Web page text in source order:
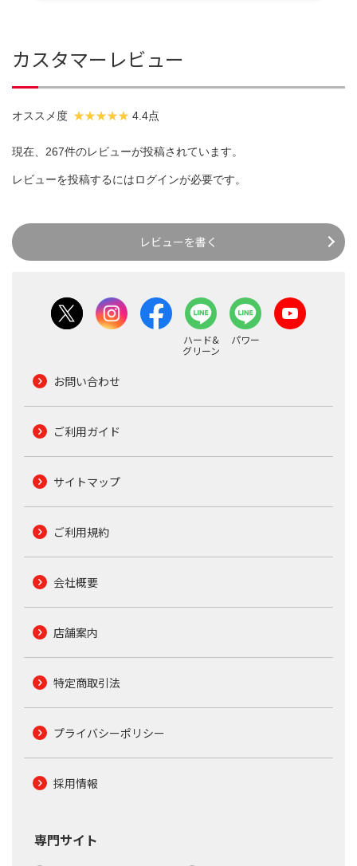
カスタマーレビュー
オススメ度 4.4点
現在、267件のレビューが投稿されています。
レビューを投稿するにはログインが必要です。
レビューを書く
ハード&
グリーン
パワー
お問い合わせ
ご利用ガイド
サイトマップ
ご利用規約
会社概要
店舗案内
特定商取引法
プライバシーポリシー
採用情報
専門サイト